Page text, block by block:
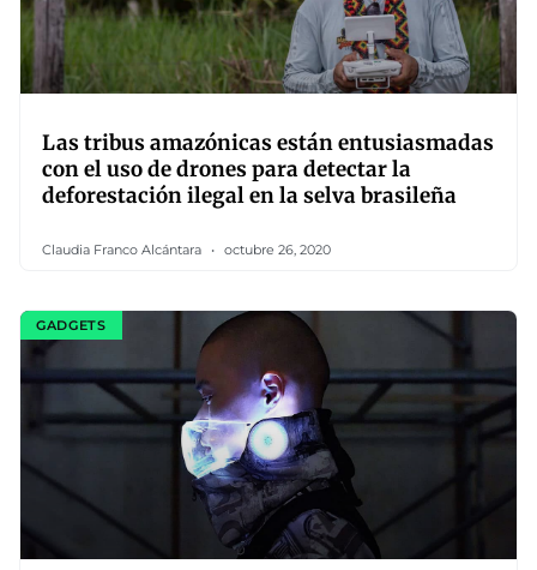
Las tribus amazónicas están entusiasmadas
con el uso de drones para detectar la
deforestación ilegal en la selva brasileña
Claudia Franco Alcántara octubre 26, 2020
GADGETS